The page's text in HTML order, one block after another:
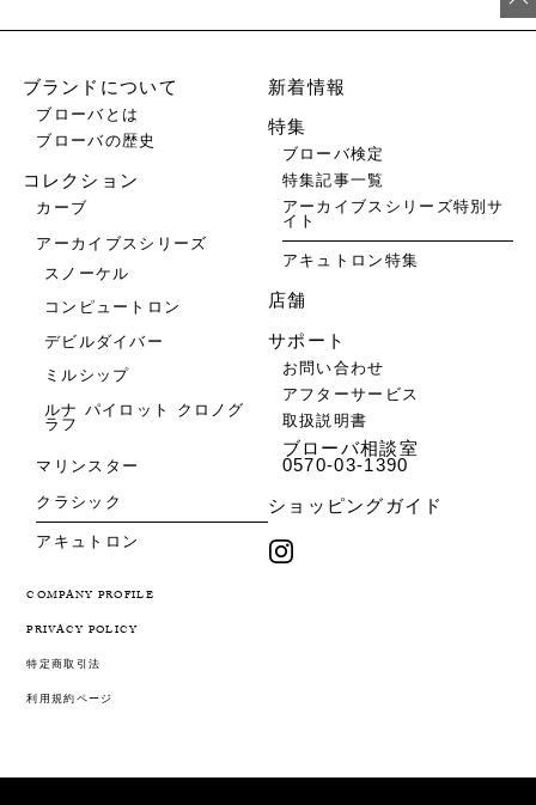
ブランドについて
ブローバとは
ブローバの歴史
コレクション
カーブ
アーカイブスシリーズ
スノーケル
コンピュートロン
デビルダイバー
ミルシップ
ルナ パイロット クロノグ
ラフ
マリンスター
クラシック
アキュトロン
新着情報
特集
ブローバ検定
特集記事一覧
アーカイブスシリーズ特別サ
イト
アキュトロン特集
店舗
サポート
お問い合わせ
アフターサービス
取扱説明書
ブローバ相談室
0570-03-1390
ショッピングガイド
COMPANY PROFILE
PRIVACY POLICY
特定商取引法
利用規約ページ